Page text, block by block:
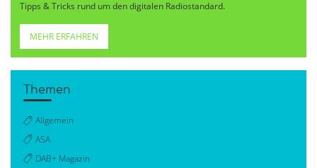
Tipps & Tricks rund um den digitalen Radiostandard.
MEHR ERFAHREN
Themen
Allgemein
ASA
DAB+ Magazin